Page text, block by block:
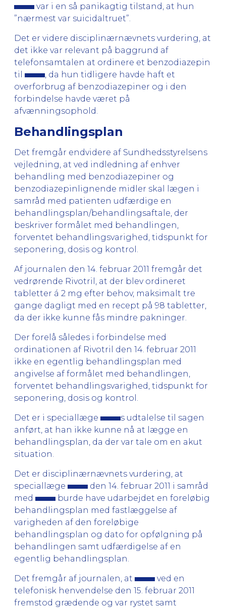
var i en så panikagtig tilstand, at hun
”nærmest var suicidaltruet”.
Det er videre disciplinærnævnets vurdering, at
det ikke var relevant på baggrund af
telefonsamtalen at ordinere et benzodiazepin
til
, da hun tidligere havde haft et
overforbrug af benzodiazepiner og i den
forbindelse havde været på
afvænningsophold.
Behandlingsplan
Det fremgår endvidere af Sundhedsstyrelsens
vejledning, at ved indledning af enhver
behandling med benzodiazepiner og
benzodiazepinlignende midler skal lægen i
samråd med patienten udfærdige en
behandlingsplan/behandlingsaftale, der
beskriver formålet med behandlingen,
forventet behandlingsvarighed, tidspunkt for
seponering, dosis og kontrol.
Af journalen den 14. februar 2011 fremgår det
vedrørende Rivotril, at der blev ordineret
tabletter á 2 mg efter behov, maksimalt tre
gange dagligt med en recept på 98 tabletter,
da der ikke kunne fås mindre pakninger.
Der forelå således i forbindelse med
ordinationen af Rivotril den 14. februar 2011
ikke en egentlig behandlingsplan med
angivelse af formålet med behandlingen,
forventet behandlingsvarighed, tidspunkt for
seponering, dosis og kontrol.
Det er i speciallæge
s udtalelse til sagen
anført, at han ikke kunne nå at lægge en
behandlingsplan, da der var tale om en akut
situation.
Det er disciplinærnævnets vurdering, at
speciallæge
den 14. februar 2011 i samråd
med
burde have udarbejdet en foreløbig
behandlingsplan med fastlæggelse af
varigheden af den foreløbige
behandlingsplan og dato for opfølgning på
behandlingen samt udfærdigelse af en
egentlig behandlingsplan.
Det fremgår af journalen, at
ved en
telefonisk henvendelse den 15. februar 2011
fremstod grædende og var rystet samt